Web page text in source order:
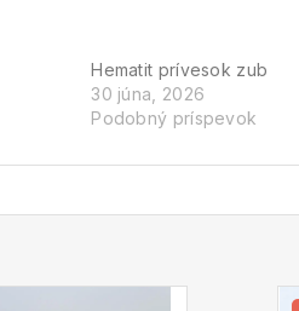
Hematit prívesok zub
30 júna, 2026
Podobný príspevok